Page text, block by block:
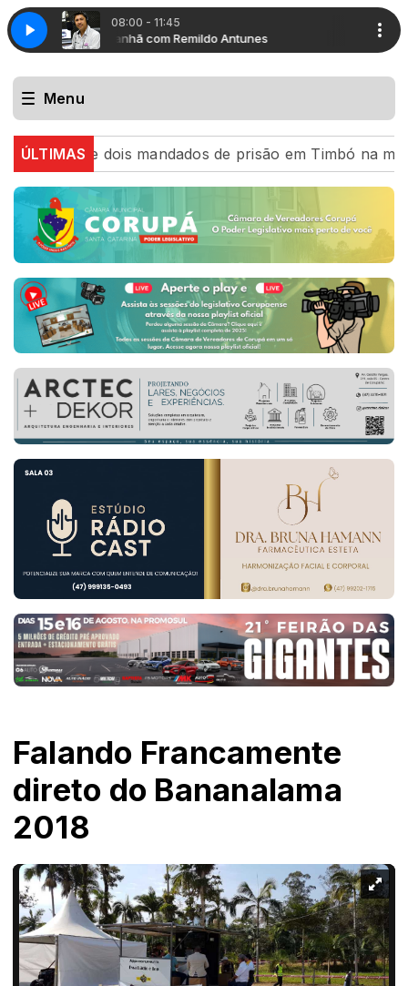
08:00 - 11:45
Super Manhã com Remildo Antunes Super
Menu
ÚLTIMAS
dois mandados de prisão em Timbó na mesma tarde
Falando Francamente
direto do Bananalama
2018